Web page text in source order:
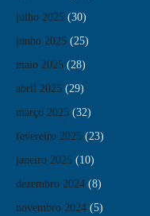
julho 2025 (30)
junho 2025 (25)
maio 2025 (28)
abril 2025 (29)
março 2025 (32)
fevereiro 2025 (23)
janeiro 2025 (10)
dezembro 2024 (8)
novembro 2024 (5)